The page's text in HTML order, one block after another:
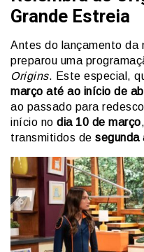
Grande Estreia
Antes do lançamento da
preparou uma
Origins. Este especial,
março até ao início de
ao passado para
início no dia 10 de março
transmitidos de segunda